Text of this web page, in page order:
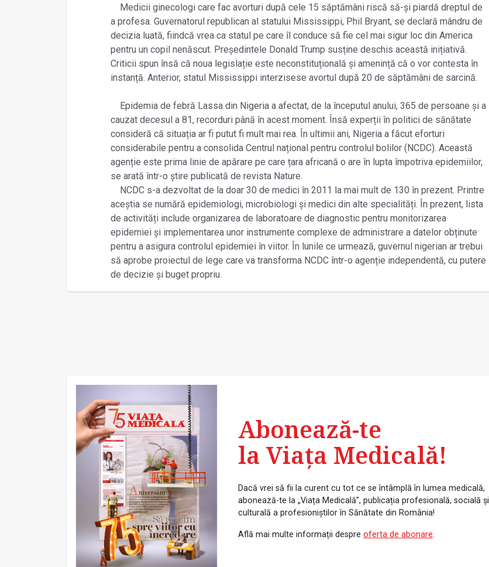
Medicii ginecologi care fac avorturi după cele 15 săptămâni riscă să-și piardă dreptul de
a profesa. Guvernatorul republican al statului Mississippi, Phil Bryant, se declară mândru de
decizia luată, fiindcă vrea ca statul pe care îl conduce să fie cel mai sigur loc din America
pentru un copil nenăscut. Președintele Donald Trump susține deschis această inițiativă.
Criticii spun însă că noua legislație este neconstituțională și amenință că o vor contesta în
instanță. Anterior, statul Mississippi interzisese avortul după 20 de săptămâni de sarcină.
Epidemia de febră Lassa din Nigeria a afectat, de la începutul anului, 365 de persoane și a
cauzat decesul a 81, recorduri până în acest moment. Însă experții în politici de sănătate
consideră că situația ar fi putut fi mult mai rea. În ultimii ani, Nigeria a făcut eforturi
considerabile pentru a consolida Centrul național pentru controlul bolilor (NCDC). Această
agenție este prima linie de apărare pe care țara africană o are în lupta împotriva epidemiilor,
se arată într-o știre publicată de revista Nature.
NCDC s-a dezvoltat de la doar 30 de medici în 2011 la mai mult de 130 în prezent. Printre
aceștia se numără epidemiologi, microbiologi și medici din alte specialități. În prezent, lista
de activități include organizarea de laboratoare de diagnostic pentru monitorizarea
epidemiei și implementarea unor instrumente complexe de administrare a datelor obținute
pentru a asigura controlul epidemiei în viitor. În lunile ce urmează, guvernul nigerian ar trebui
să aprobe proiectul de lege care va transforma NCDC într-o agenție independentă, cu putere
de decizie și buget propriu.
Abonează-te
la Viața Medicală!
Dacă vrei să fii la curent cu tot ce se întâmplă în lumea medicală,
abonează-te la „Viața Medicală”, publicația profesională, socială și
culturală a profesioniștilor în Sănătate din România!
Află mai multe informații despre oferta de abonare.